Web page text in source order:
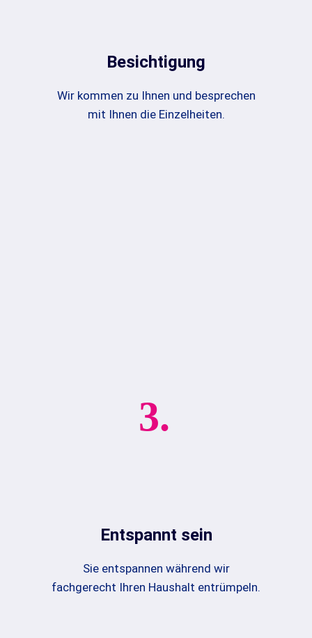
Besichtigung
Wir kommen zu Ihnen und besprechen
mit Ihnen die Einzelheiten.
3.
Entspannt sein
Sie entspannen während wir
fachgerecht Ihren Haushalt entrümpeln.